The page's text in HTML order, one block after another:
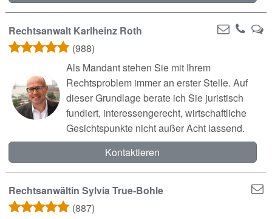
Rechtsanwalt Karlheinz Roth
(988)
Als Mandant stehen Sie mit Ihrem
Rechtsproblem immer an erster Stelle. Auf
dieser Grundlage berate ich Sie juristisch
fundiert, interessengerecht, wirtschaftliche
Gesichtspunkte nicht außer Acht lassend.
Kontaktieren
Rechtsanwältin Sylvia True-Bohle
(887)